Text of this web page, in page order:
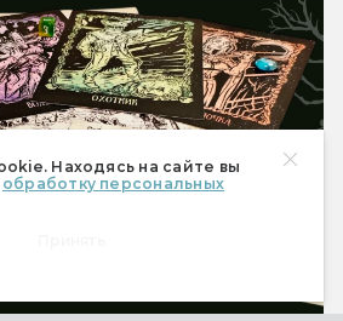
Находясь на сайте вы
обработку персональных